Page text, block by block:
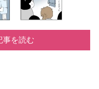
事を読む